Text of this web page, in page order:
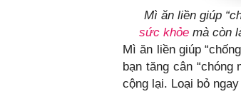
Mì ăn liền giúp
sức khỏemà còn
Mì ăn liền giúp
bạn tăng cân
cộng lại. Loại bỏ